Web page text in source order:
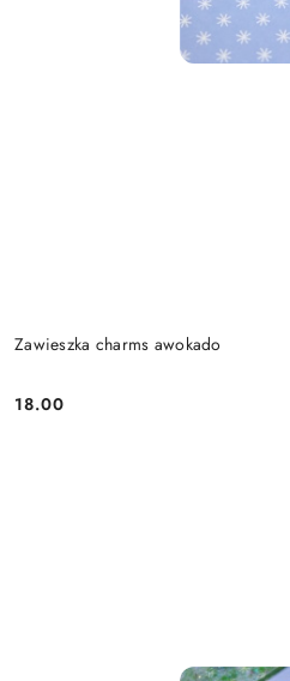
Zawieszka charms awokado
Cena:
18.00